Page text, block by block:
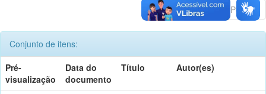
Anterior 1 Póximo
Conjunto de itens:
Pré-
visualização
Data do
documento
Título Autor(es)